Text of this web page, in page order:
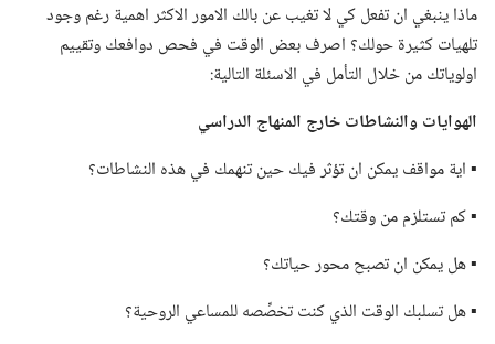
ماذا ينبغي ان تفعل كي لا تغيب عن بالك الامور الاكثر اهمية رغم وجود
تلهيات كثيرة حولك؟‏ اصرف بعض الوقت في فحص دوافعك وتقييم
اولوياتك من خلال التأمل في الاسئلة التالية:‏
الهوايات والنشاطات خارج المنهاج الدراسي
▪ اية مواقف يمكن ان تؤثر فيك حين تنهمك في هذه النشاطات؟‏
▪ كم تستلزم من وقتك؟‏
▪ هل يمكن ان تصبح محور حياتك؟‏
▪ هل تسلبك الوقت الذي كنت تخصِّصه للمساعي الروحية؟‏